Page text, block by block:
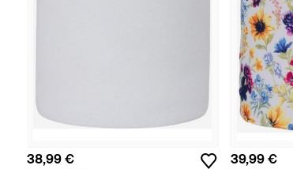
38,99 € 39,99 €